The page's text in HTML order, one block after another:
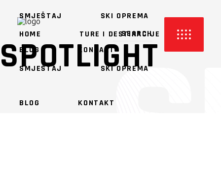
HOME TURE I DESTINACIJE
SMJEŠTAJ SKI OPREMA
BLOG KONTAKT
SMJEŠTAJ SKI OPREMA
BLOG KONTAKT
SPOTLIGHT